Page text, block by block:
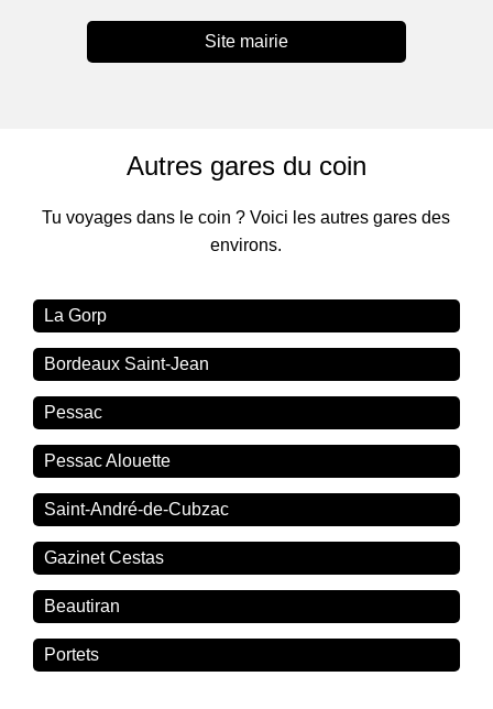
Site mairie
Autres gares du coin
Tu voyages dans le coin ? Voici les autres gares des
environs.
La Gorp
Bordeaux Saint-Jean
Pessac
Pessac Alouette
Saint-André-de-Cubzac
Gazinet Cestas
Beautiran
Portets